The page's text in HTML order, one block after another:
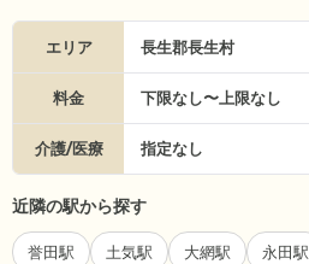
エリア 長生郡長生村
料金 下限なし〜上限なし
介護/医療 指定なし
近隣の駅から探す
誉田駅 土気駅 大網駅 永田駅